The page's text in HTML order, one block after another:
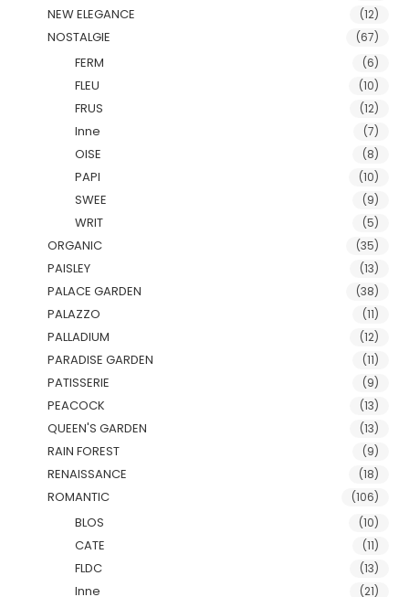
NEW ELEGANCE (12)
NOSTALGIE (67)
FERM (6)
FLEU (10)
FRUS (12)
Inne (7)
OISE (8)
PAPI (10)
SWEE (9)
WRIT (5)
ORGANIC (35)
PAISLEY (13)
PALACE GARDEN (38)
PALAZZO (11)
PALLADIUM (12)
PARADISE GARDEN (11)
PATISSERIE (9)
PEACOCK (13)
QUEEN'S GARDEN (13)
RAIN FOREST (9)
RENAISSANCE (18)
ROMANTIC (106)
BLOS (10)
CATE (11)
FLDC (13)
Inne (21)